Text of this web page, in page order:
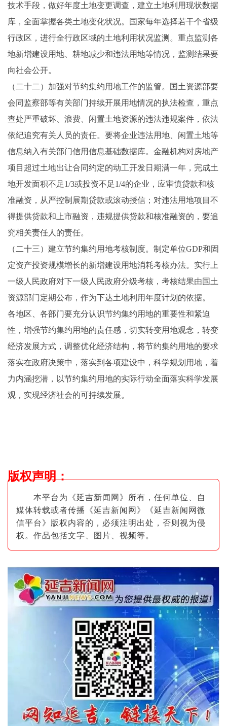
技术手段，做好年度土地变更调查，建立土地利用现状数据
库，全面掌握各类土地变化状况。国家每年选择若干个省级
行政区，进行全行政区域的土地利用状况监测。重点监测各
地新增建设用地、耕地减少和违法用地等情况，监测结果要
向社会公开。
（二十二）加强对节约集约用地工作的监管。国土资源部要
会同监察部等有关部门持续开展用地情况的执法检查，重点
查处严重破坏、浪费、闲置土地资源的违法违规案件，依法
依纪追究有关人员的责任。要将企业违法用地、闲置土地等
信息纳入有关部门信用信息基础数据库。金融机构对房地产
项目超过土地出让合同约定的动工开发日期满一年，完成土
地开发面积不足1/3或投资不足1/4的企业，应审慎贷款和核
准融资，从严控制展期贷款或滚动授信；对违法用地项目不
得提供贷款和上市融资，违规提供贷款和核准融资的，要追
究相关责任人的责任。
（二十三）建立节约集约用地考核制度。制定单位GDP和固
定资产投资规模增长的新增建设用地消耗考核办法。实行上
一级人民政府对下一级人民政府分级考核，考核结果由国土
资源部门定期公布，作为下达土地利用年度计划的依据。
各地区、各部门要充分认识节约集约用地的重要性和紧迫
性，增强节约集约用地的责任感，切实转变用地观念，转变
经济发展方式，调整优化经济结构，将节约集约用地的要求
落实在政府决策中，落实到各项建设中，科学规划用地，着
力内涵挖潜，以节约集约用地的实际行动全面落实科学发展
观，实现经济社会的可持续发展。
版权声明：
本平台为《延吉新闻网》所有，任何单位、自
媒体转载或者传播《延吉新闻网》《延吉新闻网微
信平台》版权内容的，必须注明出处，否则视为侵
权。作品包括文字、图片 、视频等。